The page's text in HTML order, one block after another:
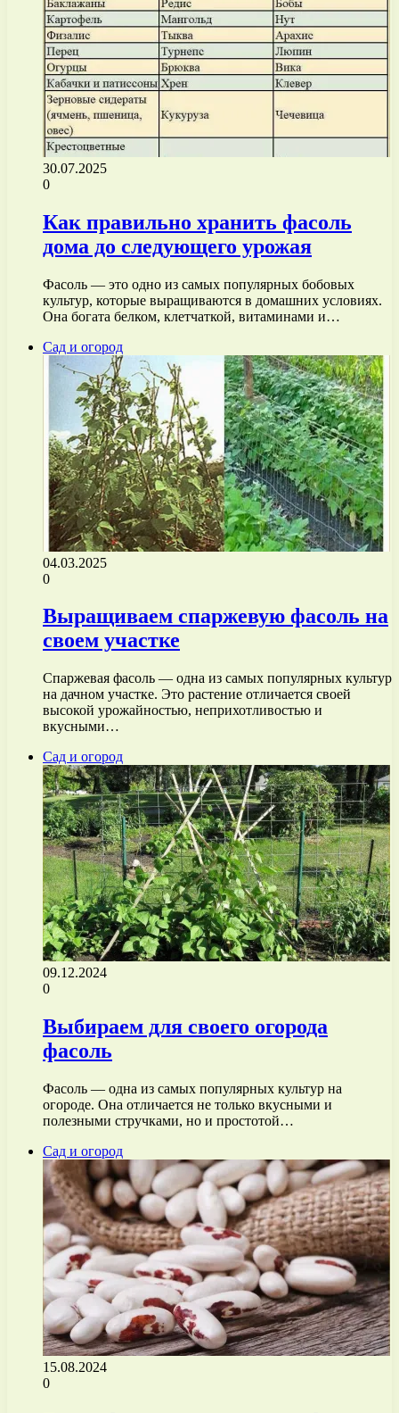
30.07.2025
0
Как правильно хранить фасоль
дома до следующего урожая
Фасоль — это одно из самых популярных бобовых
культур, которые выращиваются в домашних условиях.
Она богата белком, клетчаткой, витаминами и…
Сад и огород
04.03.2025
0
Выращиваем спаржевую фасоль на
своем участке
Спаржевая фасоль — одна из самых популярных культур
на дачном участке. Это растение отличается своей
высокой урожайностью, неприхотливостью и
вкусными…
Сад и огород
09.12.2024
0
Выбираем для своего огорода
фасоль
Фасоль — одна из самых популярных культур на
огороде. Она отличается не только вкусными и
полезными стручками, но и простотой…
Сад и огород
15.08.2024
0